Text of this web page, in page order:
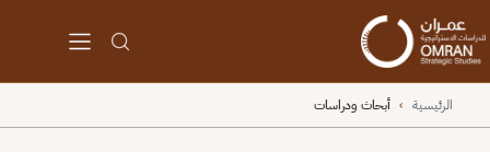
الرئيسية › أبحاث ودراسات